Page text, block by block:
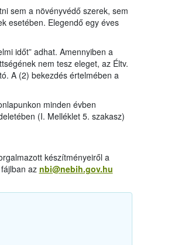
sem a növényvédő szerek, sem
esetében. Elegendő egy éves
időt” adhat. Amennyiben a
nem tesz eleget, az Éltv.
A (2) bekezdés értelmében a
minden évben
(I. Melléklet 5. szakasz)
készítményeiről a
az nbi@nebih.gov.hu